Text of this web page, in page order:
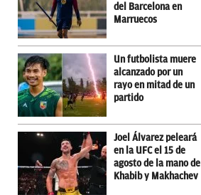
del Barcelona en
Marruecos
Un futbolista muere
alcanzado por un
rayo en mitad de un
partido
Joel Álvarez peleará
en la UFC el 15 de
agosto de la mano de
Khabib y Makhachev